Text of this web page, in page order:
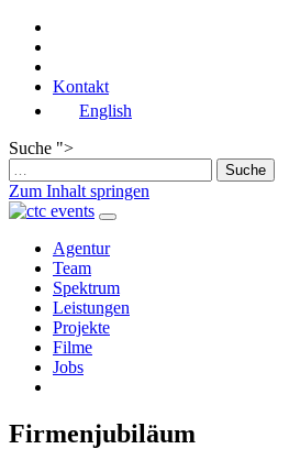
Kontakt
English
Suche ">
Zum Inhalt springen
Hauptnavigation
Agentur
Team
Spektrum
Leistungen
Projekte
Filme
Jobs
Firmenjubiläum